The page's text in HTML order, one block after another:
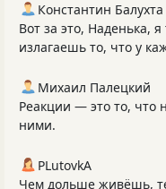
Константин Балухта
Вот за это, Наденька,
излагаешь то, что у
Михаил Палецкий
Реакции — это то, что
ними.
PLutоvkА
Чем дольше живёшь,